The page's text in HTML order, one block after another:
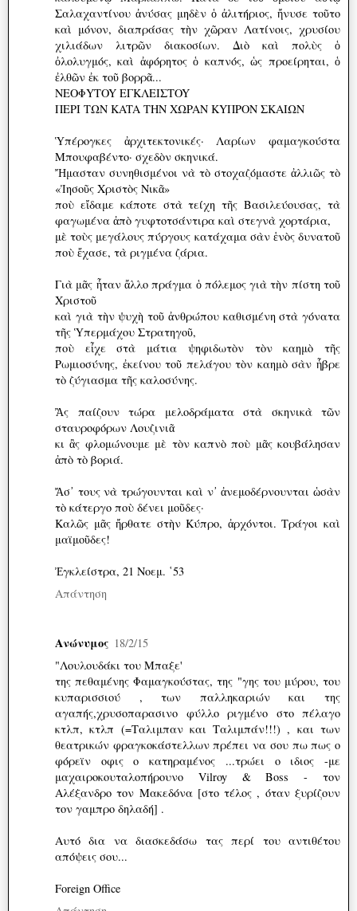
Σαλαχαντίνου ἀνύσας μηδὲν ὁ ἀλιτήριος, ἤνυσε τοῦτο
καὶ μόνον, διαπράσας τὴν χῶραν Λατίνοις, χρυσίου
χιλιάδων λιτρῶν διακοσίων. Διὸ καὶ πολὺς ὁ
ὀλολυγμός, καὶ ἀφόρητος ὁ καπνός, ὡς προείρηται, ὁ
ἐλθῶν ἐκ τοῦ βορρᾶ...
NEOΦYTOY EΓKΛEIΣTOY
ΠEPI TΩN KATA THN XΩPAN KYΠPON ΣKAIΩN
Ὑπέρογκες ἀρχιτεκτονικές· Λαρίων φαμαγκούστα
Μπουφαβέντο· σχεδὸν σκηνικά.
Ἤμασταν συνηθισμένοι νὰ τὸ στοχαζόμαστε ἀλλιῶς τὸ
«Ἰησοῦς Χριστὸς Νικᾶ»
ποὺ εἴδαμε κάποτε στὰ τείχη τῆς Βασιλεύουσας, τὰ
φαγωμένα ἀπὸ γυφτοτσάντιρα καὶ στεγνὰ χορτάρια,
μὲ τοὺς μεγάλους πύργους κατάχαμα σὰν ἑνὸς δυνατοῦ
ποὺ ἔχασε, τὰ ριγμένα ζάρια.
Γιὰ μᾶς ἦταν ἄλλο πράγμα ὁ πόλεμος γιὰ τὴν πίστη τοῦ
Χριστοῦ
καὶ γιὰ τὴν ψυχὴ τοῦ ἀνθρώπου καθισμένη στὰ γόνατα
τῆς Ὑπερμάχου Στρατηγοῦ,
ποὺ εἶχε στὰ μάτια ψηφιδωτὸν τὸν καημὸ τῆς
Ρωμιοσύνης, ἐκείνου τοῦ πελάγου τὸν καημὸ σὰν ἧβρε
τὸ ζύγιασμα τῆς καλοσύνης.
Ἂς παίζουν τώρα μελοδράματα στὰ σκηνικὰ τῶν
σταυροφόρων Λουζινιᾶ
κι ἂς φλομώνουμε μὲ τὸν καπνὸ ποὺ μᾶς κουβάλησαν
ἀπὸ τὸ βοριά.
Ἄσ᾿ τους νὰ τρώγουνται καὶ ν᾿ ἀνεμοδέρνουνται ὡσὰν
τὸ κάτεργο ποὺ δένει μοῦδες·
Καλῶς μᾶς ἤρθατε στὴν Κύπρο, ἀρχόντοι. Τράγοι καὶ
μαϊμοῦδες!
Ἐγκλείστρα, 21 Νοεμ. ῾53
Απάντηση
Ανώνυμος 18/2/15
"Λουλουδάκι του Μπαξε'
της πεθαμένης Φαμαγκούστας, της "γης του μύρου, του
κυπαρισσιού , των παλληκαριών και της
αγαπής,χρυσοπαρασινο φύλλο ριγμένο στο πέλαγο
κτλπ, κτλπ (=Ταλιμπαν και Ταλιμπάν!!!) , και των
θεατρικών φραγκοκάστελλων πρέπει να σου πω πως ο
φόρεϊν οφις ο κατηραμένος ...τρώει ο ιδιος -με
μαχαιροκουταλοπήρουνο Vilroy & Boss - τον
Αλέξανδρο τον Μακεδόνα [στο τέλος , όταν ξυρίζουν
τον γαμπρο δηλαδή] .
Αυτό δια να διασκεδάσω τας περί του αντιθέτου
απόψεις σου...
Foreign Office